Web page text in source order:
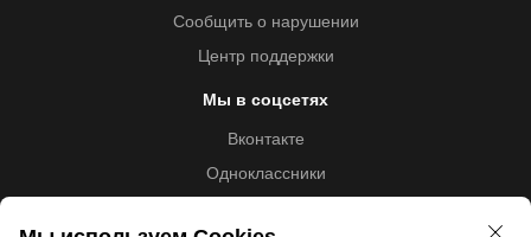
Сообщить о нарушении
Центр поддержки
Мы в соцсетях
Вконтакте
Одноклассники